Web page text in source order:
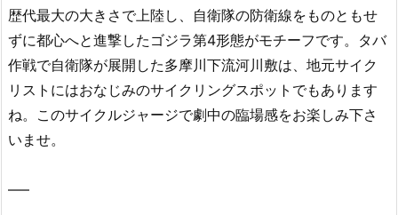
歴代最大の大きさで上陸し、自衛隊の防衛線をものともせ
ずに都心へと進撃したゴジラ第4形態がモチーフです。タバ
作戦で自衛隊が展開した多摩川下流河川敷は、地元サイク
リストにはおなじみのサイクリングスポットでもあります
ね。このサイクルジャージで劇中の臨場感をお楽しみ下さ
いませ。
—–